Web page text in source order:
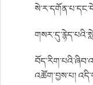
འཚོག་བྱས་པ།